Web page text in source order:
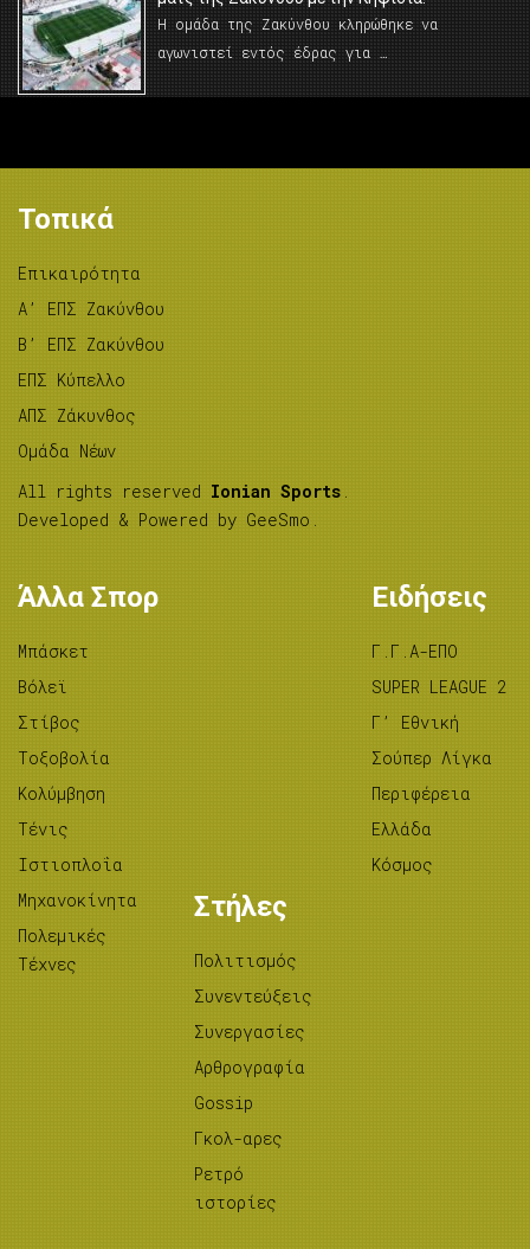
Η ομάδα της Ζακύνθου κληρώθηκε να
αγωνιστεί εντός έδρας για …
Τοπικά
Επικαιρότητα
A’ ΕΠΣ Ζακύνθου
B’ ΕΠΣ Ζακύνθου
ΕΠΣ Κύπελλο
ΑΠΣ Ζάκυνθος
Ομάδα Νέων
All rights reserved Ionian Sports .
Developed & Powered by GeeSmo .
Άλλα Σπορ
Μπάσκετ
Βόλεϊ
Στίβος
Tοξοβολία
Κολύμβηση
Τένις
Ιστιοπλοΐα
Μηχανοκίνητα
Πολεμικές
Τέχνες
Ειδήσεις
Γ.Γ.Α-ΕΠΟ
SUPER LEAGUE 2
Γ’ Εθνική
Σούπερ Λίγκα
Περιφέρεια
Ελλάδα
Κόσμος
Στήλες
Πολιτισμός
Συνεντεύξεις
Συνεργασίες
Αρθρογραφία
Gossip
Γκολ-αρες
Ρετρό
ιστορίες